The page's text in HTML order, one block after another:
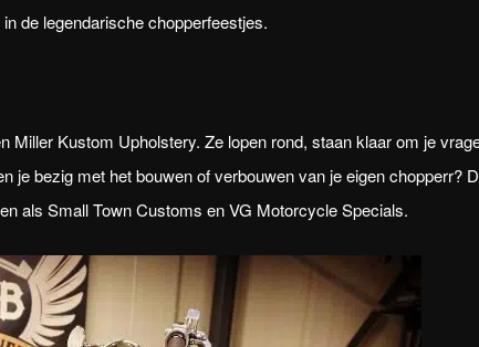
de legendarische chopperfeestjes.
Miller Kustom Upholstery. Ze lopen rond, staan klaar om je
je bezig met het bouwen of verbouwen van je eigen chopperr?
als Small Town Customs en VG Motorcycle Specials.